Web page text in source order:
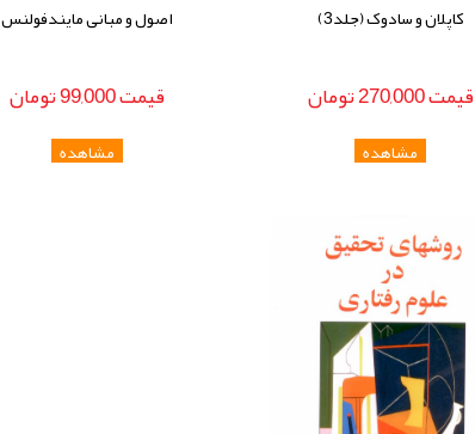
کاپلان و سادوک (جلد3)
قيمت270,000تومان
اصول و مبانی مایندفولنس
قيمت99,000تومان